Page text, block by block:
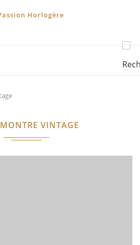
MONTRE VINTAGE